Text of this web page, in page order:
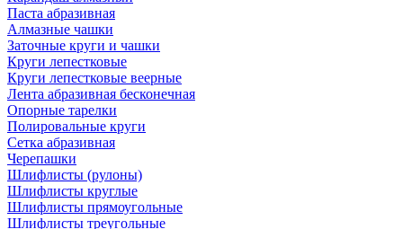
Паста абразивная
Алмазные чашки
Заточные круги и чашки
Круги лепестковые
Круги лепестковые веерные
Лента абразивная бесконечная
Опорные тарелки
Полировальные круги
Сетка абразивная
Черепашки
Шлифлисты (рулоны)
Шлифлисты круглые
Шлифлисты прямоугольные
Шлифлисты треугольные